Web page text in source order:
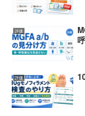
評価
評価